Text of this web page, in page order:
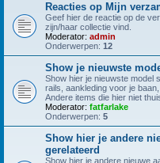
Reacties op Mijn
Geef hier de reactie op de
zijn/haar collectie vind.
Moderator: admin
Onderwerpen: 12
Show je nieuwste
Show hier je nieuwste model
rails, aankleding voor je
Andere items die hier niet
Moderator: fatfarlake
Onderwerpen: 5
Show hier je andere
gerelateerd
Show hier je andere nieuwe